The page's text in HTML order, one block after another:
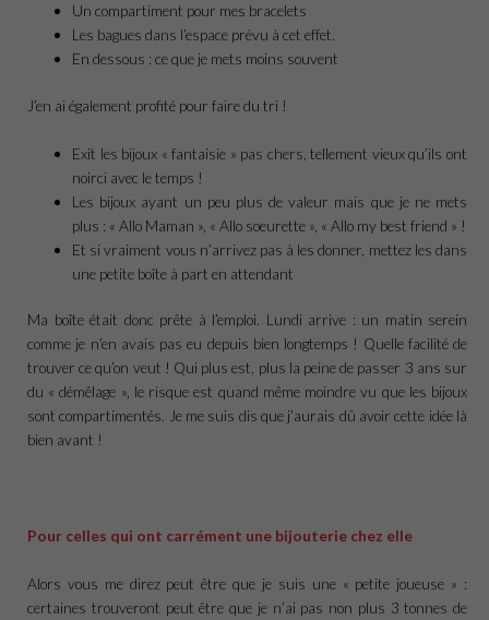
Un compartiment pour mes bracelets
Les bagues dans l’espace prévu à cet effet.
En dessous : ce que je mets moins souvent
J’en ai également profité pour faire du tri !
Exit les bijoux « fantaisie » pas chers, tellement vieux qu’ils ont
noirci avec le temps !
Les bijoux ayant un peu plus de valeur mais que je ne mets
plus : « Allo Maman », « Allo soeurette », « Allo my best friend » !
Et si vraiment vous n’arrivez pas à les donner, mettez les dans
une petite boîte à part en attendant
Ma boîte était donc prête à l’emploi. Lundi arrive : un matin serein
comme je n’en avais pas eu depuis bien longtemps ! Quelle facilité de
trouver ce qu’on veut ! Qui plus est, plus la peine de passer 3 ans sur
du « démêlage », le risque est quand même moindre vu que les bijoux
sont compartimentés. Je me suis dis que j’aurais dû avoir cette idée là
bien avant !
Pour celles qui ont carrément une bijouterie chez elle
Alors vous me direz peut être que je suis une « petite joueuse » :
certaines trouveront peut être que je n’ai pas non plus 3 tonnes de